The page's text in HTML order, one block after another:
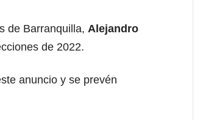
de Barranquilla, Alejandro
de 2022.
anuncio y se prevén